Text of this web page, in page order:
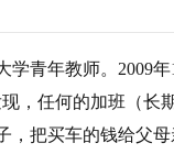
学青年教师。2009
，任何的加班（
，把买车的钱给父